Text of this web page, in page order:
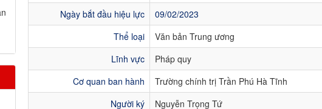
Ngày bắt đầu hiệu lực
09/02/2023
Thể loại
Văn bản Trung ương
Lĩnh vực
Pháp quy
Cơ quan ban hành
Trường chính trị Trần Phú Hà Tĩnh
Người ký
Nguyễn Trọng Tứ